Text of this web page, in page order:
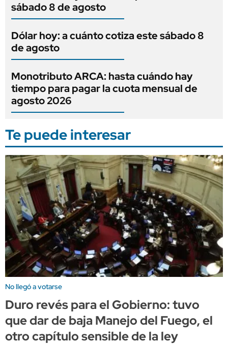
sábado 8 de agosto
Dólar hoy: a cuánto cotiza este sábado 8
de agosto
Monotributo ARCA: hasta cuándo hay
tiempo para pagar la cuota mensual de
agosto 2026
Te puede interesar
No llegó a votarse
Duro revés para el Gobierno: tuvo
que dar de baja Manejo del Fuego, el
otro capítulo sensible de la ley